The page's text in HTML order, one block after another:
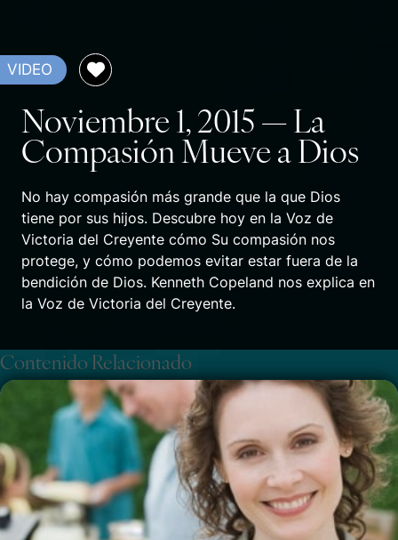
VIDEO
Noviembre 1, 2015 — La
Compasión Mueve a Dios
No hay compasión más grande que la que Dios
tiene por sus hijos. Descubre hoy en la Voz de
Victoria del Creyente cómo Su compasión nos
protege, y cómo podemos evitar estar fuera de la
bendición de Dios. Kenneth Copeland nos explica en
la Voz de Victoria del Creyente.
Contenido Relacionado